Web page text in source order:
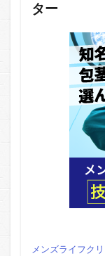
ター
メンズライフク